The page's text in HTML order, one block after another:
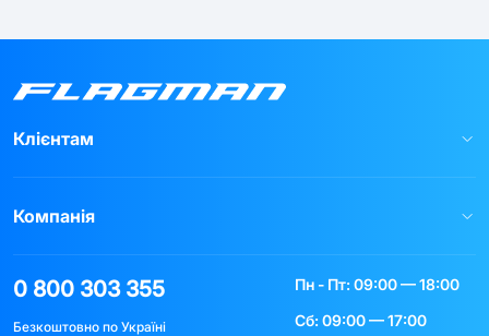
Клієнтам
Компанія
0 800 303 355
Безкоштовно по Україні
Пн - Пт: 09:00 — 18:00
Сб: 09:00 — 17:00